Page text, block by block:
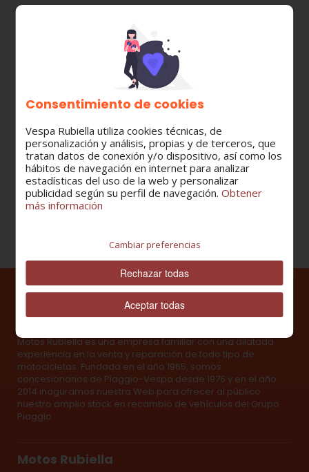
Conmutadores - Intermiterruptorres
Cantidad
Sobre Nosotros
Motos Rubiella es una empresa familiar con una dilatada
experiencia en la venta y reparación de todo tipo de
motocicletas. Fundada en el año 1965, somos
concesionarios de Piaggio-Vespa desde 1976 y en el año
2014 inaguramos nuestra Web para ofrecer al público
nuestro amplio stock en recambio de vehículos del Grupo
Piaggio.
Motos Rubiella
Consentimiento de cookies
Vespa Rubiella utiliza cookies técnicas, de
personalización y análisis, propias y de terceros, que
tratan datos de conexión y/o dispositivo, así como los
hábitos de navegación en internet para analizar
estadísticas del uso de la web y personalizar
publicidad según su perfil de navegación.Obtener
más información
Cambiar preferencias
Rechazar todas
Aceptar todas